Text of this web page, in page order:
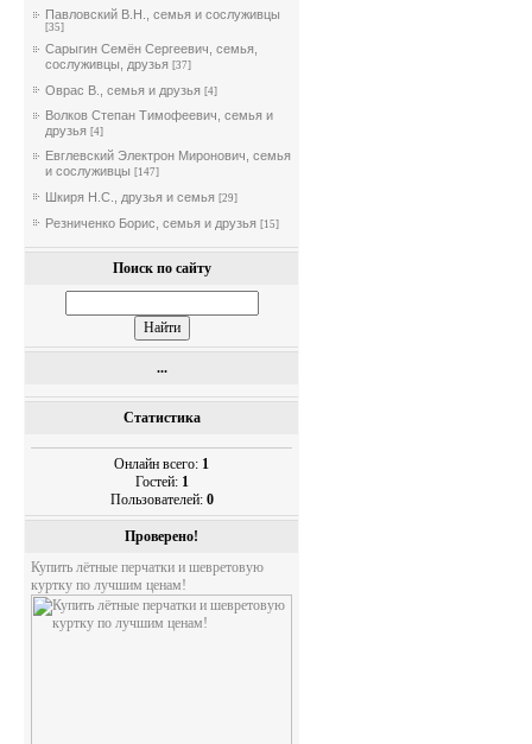
Павловский В.Н., семья и сослуживцы
[35]
Сарыгин Семён Сергеевич, семья,
сослуживцы, друзья [37]
Оврас В., семья и друзья [4]
Волков Степан Тимофеевич, семья и
друзья [4]
Евглевский Электрон Миронович, семья
и сослуживцы [147]
Шкиря Н.С., друзья и семья [29]
Резниченко Борис, семья и друзья [15]
Поиск по сайту
...
Статистика
Онлайн всего: 1
Гостей: 1
Пользователей: 0
Проверено!
Купить лётные перчатки и шевретовую
куртку по лучшим ценам!